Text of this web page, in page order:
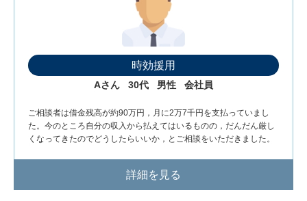
時効援用
Aさん 30代 男性 会社員
ご相談者は借金残高が約90万円，月に2万7千円を支払っていまし
た。今のところ自分の収入から払えてはいるものの，だんだん厳し
くなってきたのでどうしたらいいか，とご相談をいただきました。
詳細を見る